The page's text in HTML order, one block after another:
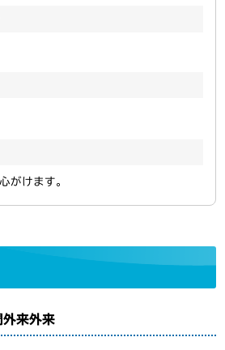
がけます。
外来外来